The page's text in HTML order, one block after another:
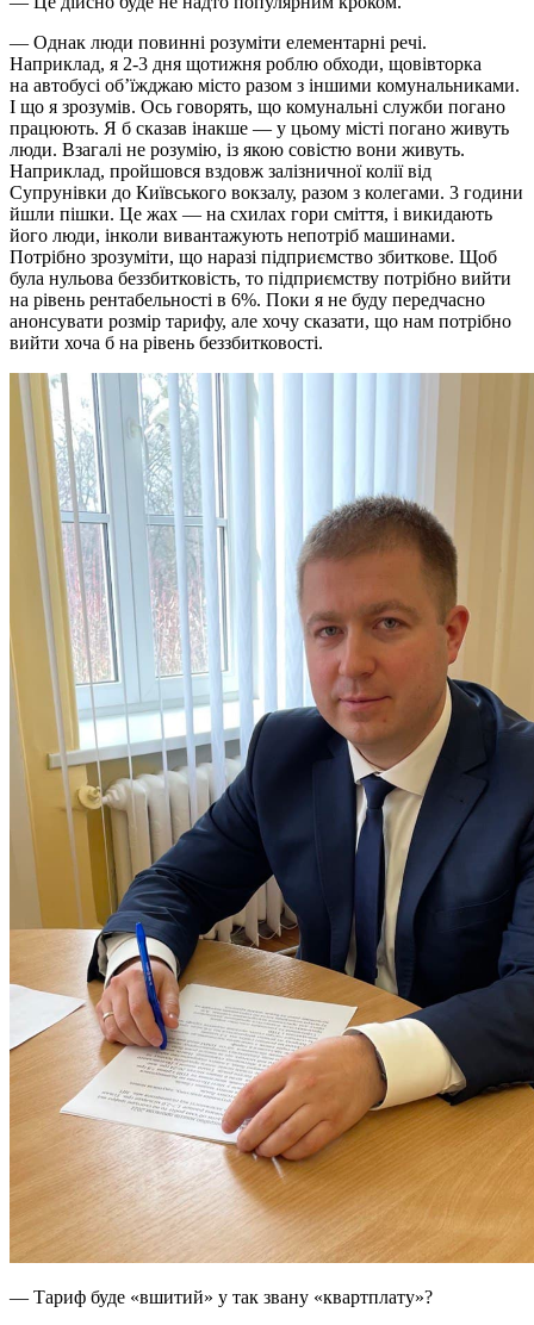
— Однак люди повинні розуміти елементарні речі.
Наприклад, я 2-3 дня щотижня роблю обходи, щовівторка
на автобусі об’їжджаю місто разом з іншими комунальниками.
І що я зрозумів. Ось говорять, що комунальні служби погано
працюють. Я б сказав інакше — у цьому місті погано живуть
люди. Взагалі не розумію, із якою совістю вони живуть.
Наприклад, пройшовся вздовж залізничної колії від
Супрунівки до Київського вокзалу, разом з колегами. 3 години
йшли пішки. Це жах — на схилах гори сміття, і викидають
його люди, інколи вивантажують непотріб машинами.
Потрібно зрозуміти, що наразі підприємство збиткове. Щоб
була нульова беззбитковість, то підприємству потрібно вийти
на рівень рентабельності в 6%. Поки я не буду передчасно
анонсувати розмір тарифу, але хочу сказати, що нам потрібно
вийти хоча б на рівень беззбитковості.
— Тариф буде «вшитий» у так звану «квартплату»?